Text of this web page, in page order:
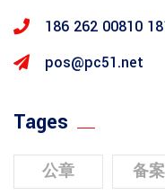
186 262 00810
pos@pc51.net
Tages
公章 备